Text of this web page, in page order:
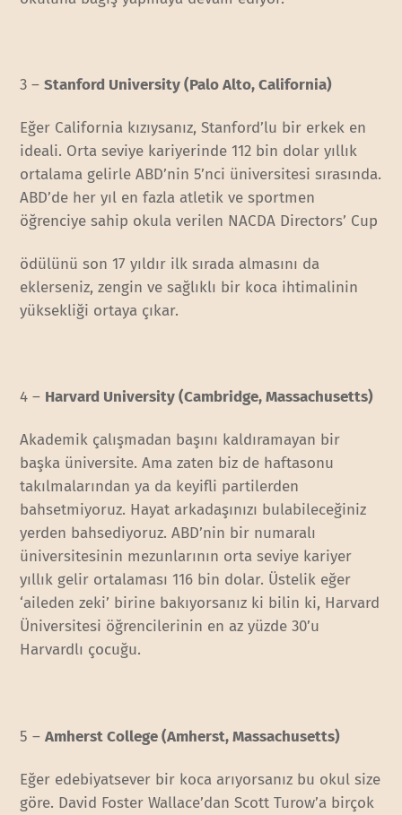
3 –Stanford University (Palo Alto, California)
Eğer California kızıysanız, Stanford’lu bir erkek en
ideali. Orta seviye kariyerinde 112 bin dolar yıllık
ortalama gelirle ABD’nin 5’nci üniversitesi sırasında.
ABD’de her yıl en fazla atletik ve sportmen
öğrenciye sahip okula verilen NACDA Directors’ Cup
ödülünü son 17 yıldır ilk sırada almasını da
eklerseniz, zengin ve sağlıklı bir koca ihtimalinin
yüksekliği ortaya çıkar.
4 – Harvard University (Cambridge, Massachusetts)
Akademik çalışmadan başını kaldıramayan bir
başka üniversite. Ama zaten biz de haftasonu
takılmalarından ya da keyifli partilerden
bahsetmiyoruz. Hayat arkadaşınızı bulabileceğiniz
yerden bahsediyoruz. ABD’nin bir numaralı
üniversitesinin mezunlarının orta seviye kariyer
yıllık gelir ortalaması 116 bin dolar. Üstelik eğer
‘aileden zeki’ birine bakıyorsanız ki bilin ki, Harvard
Üniversitesi öğrencilerinin en az yüzde 30’u
Harvardlı çocuğu.
5 –Amherst College (Amherst, Massachusetts)
Eğer edebiyatsever bir koca arıyorsanız bu okul size
göre. David Foster Wallace’dan Scott Turow’a birçok